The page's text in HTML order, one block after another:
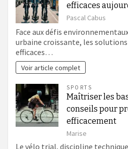
efficaces
Pascal Cabus
Face aux défis
urbaine croissante, les
efficaces…
Voir article complet
SPORTS
Maîtriser les
conseils pour
efficacement
Marise
Le vélo trial, discipline